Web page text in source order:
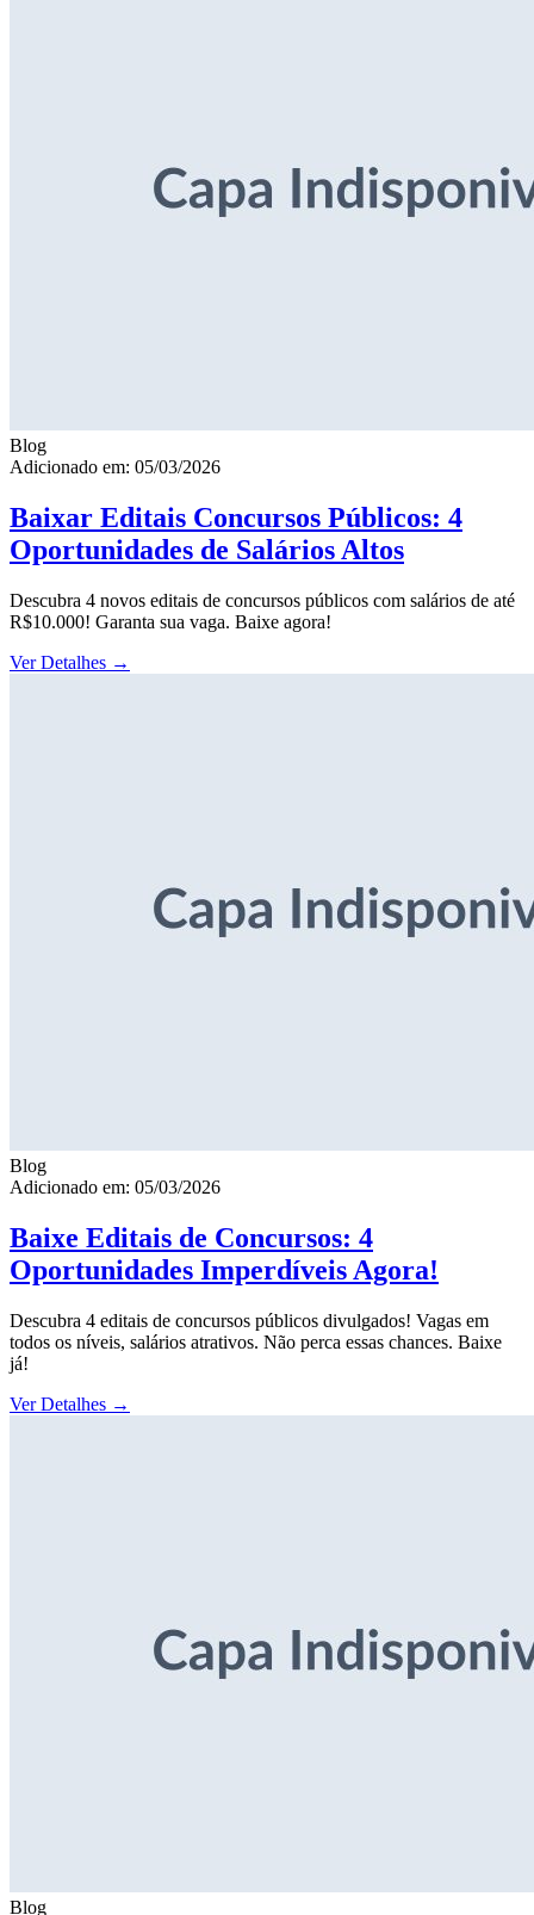
Blog
Adicionado em: 05/03/2026
Baixar Editais Concursos Públicos: 4
Oportunidades de Salários Altos
Descubra 4 novos editais de concursos públicos com salários de até
R$10.000! Garanta sua vaga. Baixe agora!
Ver Detalhes →
Blog
Adicionado em: 05/03/2026
Baixe Editais de Concursos: 4
Oportunidades Imperdíveis Agora!
Descubra 4 editais de concursos públicos divulgados! Vagas em
todos os níveis, salários atrativos. Não perca essas chances. Baixe
já!
Ver Detalhes →
Blog